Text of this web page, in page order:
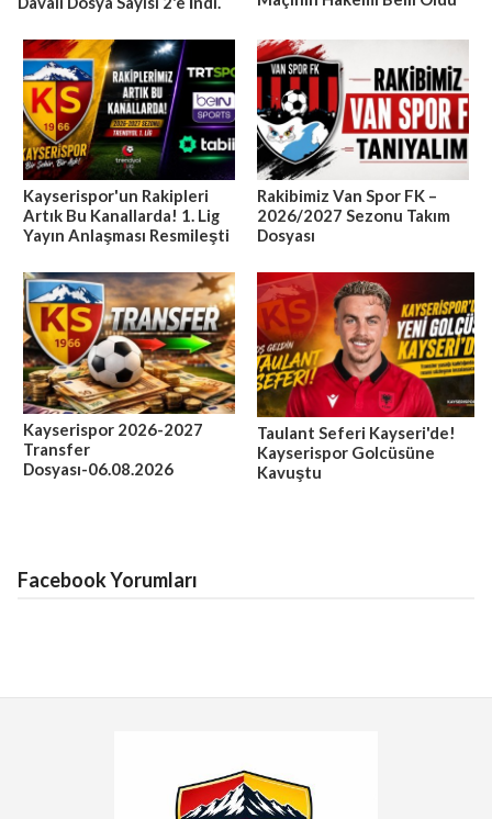
Kayserispor'un Rakipleri
Artık Bu Kanallarda! 1. Lig
Yayın Anlaşması Resmileşti
Rakibimiz Van Spor FK –
2026/2027 Sezonu Takım
Dosyası
Kayserispor 2026-2027
Transfer
Dosyası-06.08.2026
Taulant Seferi Kayseri'de!
Kayserispor Golcüsüne
Kavuştu
Facebook Yorumları